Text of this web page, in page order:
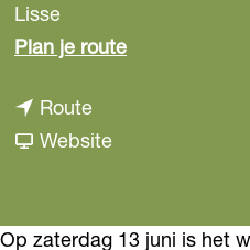
Lisse
Plan je routen
n
Routen
a
L
Websitev
L
Op zaterdag 13 juni is het